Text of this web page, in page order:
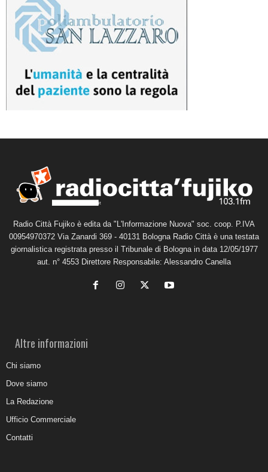
Radio Città Fujiko è edita da "L'Informazione Nuova" soc. coop. P.IVA
00954970372 Via Zanardi 369 - 40131 Bologna Radio Città è una testata
giornalistica registrata presso il Tribunale di Bologna in data 12/05/1977
aut. n° 4553 Direttore Responsabile: Alessandro Canella
Altre informazioni
Chi siamo
Dove siamo
La Redazione
Ufficio Commerciale
Contatti